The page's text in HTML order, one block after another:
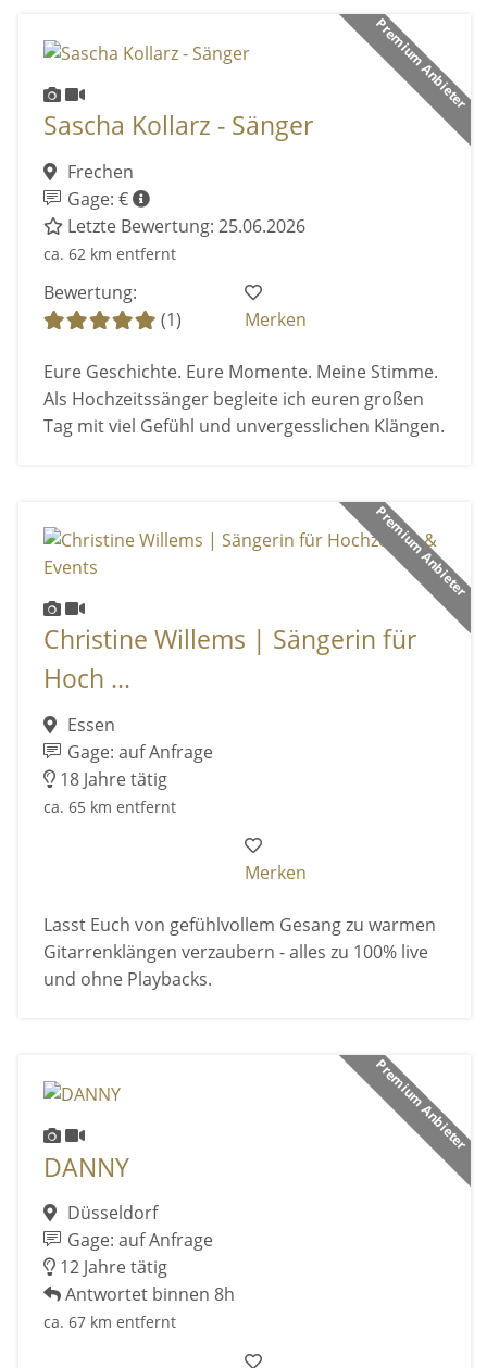
Premium Anbieter
Sascha Kollarz - Sänger
Frechen
Gage: €
Letzte Bewertung: 25.06.2026
ca. 62 km entfernt
Bewertung:
(1)
Merken
Eure Geschichte. Eure Momente. Meine Stimme.
Als Hochzeitssänger begleite ich euren großen
Tag mit viel Gefühl und unvergesslichen Klängen.
Premium Anbieter
Christine Willems | Sängerin für
Hoch ...
Essen
Gage: auf Anfrage
18 Jahre tätig
ca. 65 km entfernt
Merken
Lasst Euch von gefühlvollem Gesang zu warmen
Gitarrenklängen verzaubern - alles zu 100% live
und ohne Playbacks.
Premium Anbieter
DANNY
Düsseldorf
Gage: auf Anfrage
12 Jahre tätig
Antwortet binnen 8h
ca. 67 km entfernt